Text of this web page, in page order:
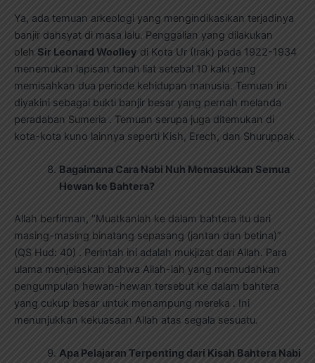
Ya, ada temuan arkeologi yang mengindikasikan terjadinya
banjir dahsyat di masa lalu. Penggalian yang dilakukan
oleh Sir Leonard Woolley di Kota Ur (Irak) pada 1922-1934
menemukan lapisan tanah liat setebal 10 kaki yang
memisahkan dua periode kehidupan manusia. Temuan ini
diyakini sebagai bukti banjir besar yang pernah melanda
peradaban Sumeria . Temuan serupa juga ditemukan di
kota-kota kuno lainnya seperti Kish, Erech, dan Shuruppak .
Bagaimana Cara Nabi Nuh Memasukkan Semua
Hewan ke Bahtera?
Allah berfirman, “Muatkanlah ke dalam bahtera itu dari
masing-masing binatang sepasang (jantan dan betina)”
(QS Hud: 40) . Perintah ini adalah mukjizat dari Allah. Para
ulama menjelaskan bahwa Allah-lah yang memudahkan
pengumpulan hewan-hewan tersebut ke dalam bahtera
yang cukup besar untuk menampung mereka . Ini
menunjukkan kekuasaan Allah atas segala sesuatu.
Apa Pelajaran Terpenting dari Kisah Bahtera Nabi